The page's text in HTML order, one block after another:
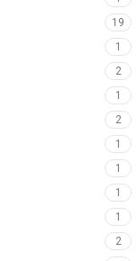
19
1
2
1
2
1
1
1
1
2